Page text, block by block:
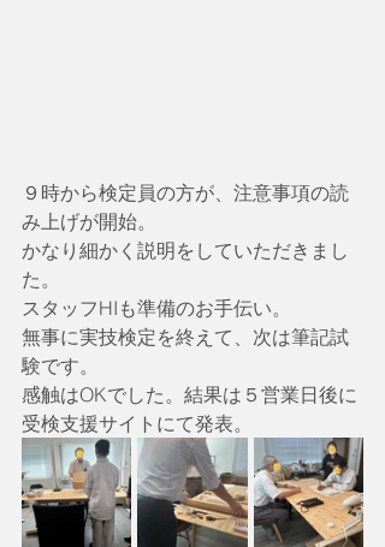
９時から検定員の方が、注意事項の読
み上げが開始。
かなり細かく説明をしていただきまし
た。
スタッフHIも準備のお手伝い。
無事に実技検定を終えて、次は筆記試
験です。
感触はOKでした。結果は５営業日後に
受検支援サイトにて発表。